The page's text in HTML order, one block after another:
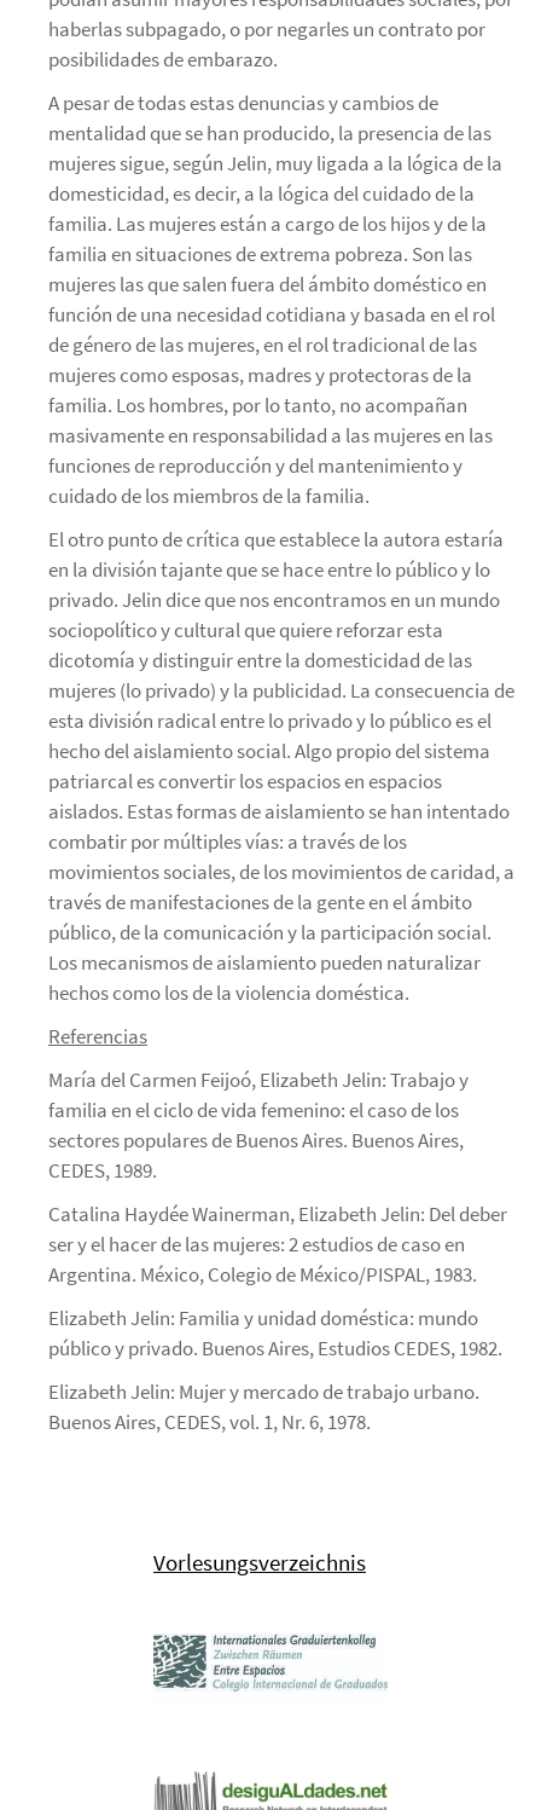
haberlas subpagado, o por negarles un contrato por
posibilidades de embarazo.
A pesar de todas estas denuncias y cambios de
mentalidad que se han producido, la presencia de las
mujeres sigue, según Jelin, muy ligada a la lógica de la
domesticidad, es decir, a la lógica del cuidado de la
familia. Las mujeres están a cargo de los hijos y de la
familia en situaciones de extrema pobreza. Son las
mujeres las que salen fuera del ámbito doméstico en
función de una necesidad cotidiana y basada en el rol
de género de las mujeres, en el rol tradicional de las
mujeres como esposas, madres y protectoras de la
familia. Los hombres, por lo tanto, no acompañan
masivamente en responsabilidad a las mujeres en las
funciones de reproducción y del mantenimiento y
cuidado de los miembros de la familia.
El otro punto de crítica que establece la autora estaría
en la división tajante que se hace entre lo público y lo
privado. Jelin dice que nos encontramos en un mundo
sociopolítico y cultural que quiere reforzar esta
dicotomía y distinguir entre la domesticidad de las
mujeres (lo privado) y la publicidad. La consecuencia de
esta división radical entre lo privado y lo público es el
hecho del aislamiento social. Algo propio del sistema
patriarcal es convertir los espacios en espacios
aislados. Estas formas de aislamiento se han intentado
combatir por múltiples vías: a través de los
movimientos sociales, de los movimientos de caridad, a
través de manifestaciones de la gente en el ámbito
público, de la comunicación y la participación social.
Los mecanismos de aislamiento pueden naturalizar
hechos como los de la violencia doméstica.
Referencias
María del Carmen Feijoó, Elizabeth Jelin: Trabajo y
familia en el ciclo de vida femenino: el caso de los
sectores populares de Buenos Aires. Buenos Aires,
CEDES, 1989.
Catalina Haydée Wainerman, Elizabeth Jelin: Del deber
ser y el hacer de las mujeres: 2 estudios de caso en
Argentina. México, Colegio de México/PISPAL, 1983.
Elizabeth Jelin: Familia y unidad doméstica: mundo
público y privado. Buenos Aires, Estudios CEDES, 1982.
Elizabeth Jelin: Mujer y mercado de trabajo urbano.
Buenos Aires, CEDES, vol. 1, Nr. 6, 1978.
Vorlesungsverzeichnis